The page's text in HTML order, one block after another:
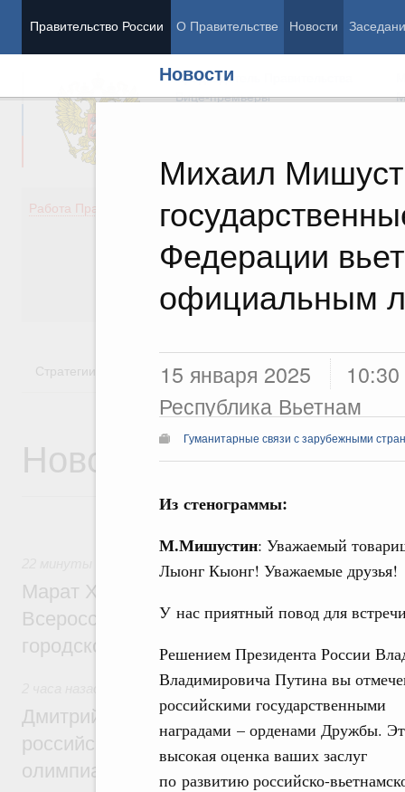
Правительство России О Правительстве Новости
Новости
Михаил
Федерации
официальным
15 января 2025
10:30
Республика Вьетнам
Гуманитарные связи с зарубежными
Из стенограммы:
М.Мишустин: Уважаемый
Лыонг Кыонг! Уважаемые друзья!
У нас приятный повод для
Решением Президента России
Владимировича Путина вы
российскими государственными
наградами – орденами Дружбы.
высокая оценка ваших заслуг
по развитию российско-
Председатель Правительства
Вице-премьеры
Работа Правительства
Демография
Здоровье
Культура
Государство
Стратегии Государственные программы
Новости
Экономика городов. Городская среда
Марат Хуснуллин провёл заседание
Всероссийского конкурса лучших
городской среды
Отрасль информационных технологий
Дмитрий Чернышенко и Сергей Кравцов
российскую сборную с победой на
олимпиаде по искусственному